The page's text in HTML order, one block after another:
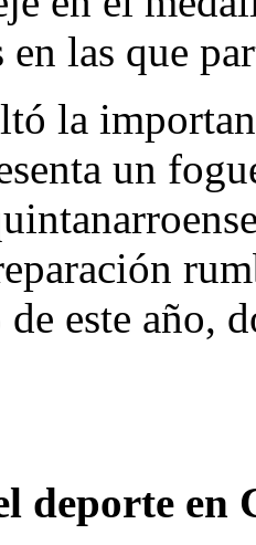
en las que
la
un
este año,
deporte en